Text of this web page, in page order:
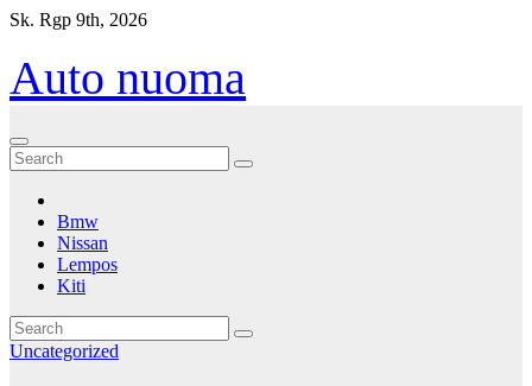
Eiti
turinio
Sk. Rgp 9th, 2026
Auto nuoma
Bmw
Nissan
Lempos
Kiti
Uncategorized